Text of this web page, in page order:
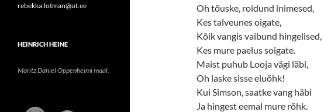
Oh tõuske, roidund inimesed,
Kes talveunes oigate,
Kõik vangis vaibund hingelised,
Kes mure paelus soigate.
Maist puhub Looja vägi läbi,
Oh laske sisse eluõhk!
Kui Simson, saatke vang häbi
Ja hingest eemal mure rõhk.
rebekka.lotman@ut.ee
HEINRICH HEINE
Moritz Daniel Oppenheimi maal.